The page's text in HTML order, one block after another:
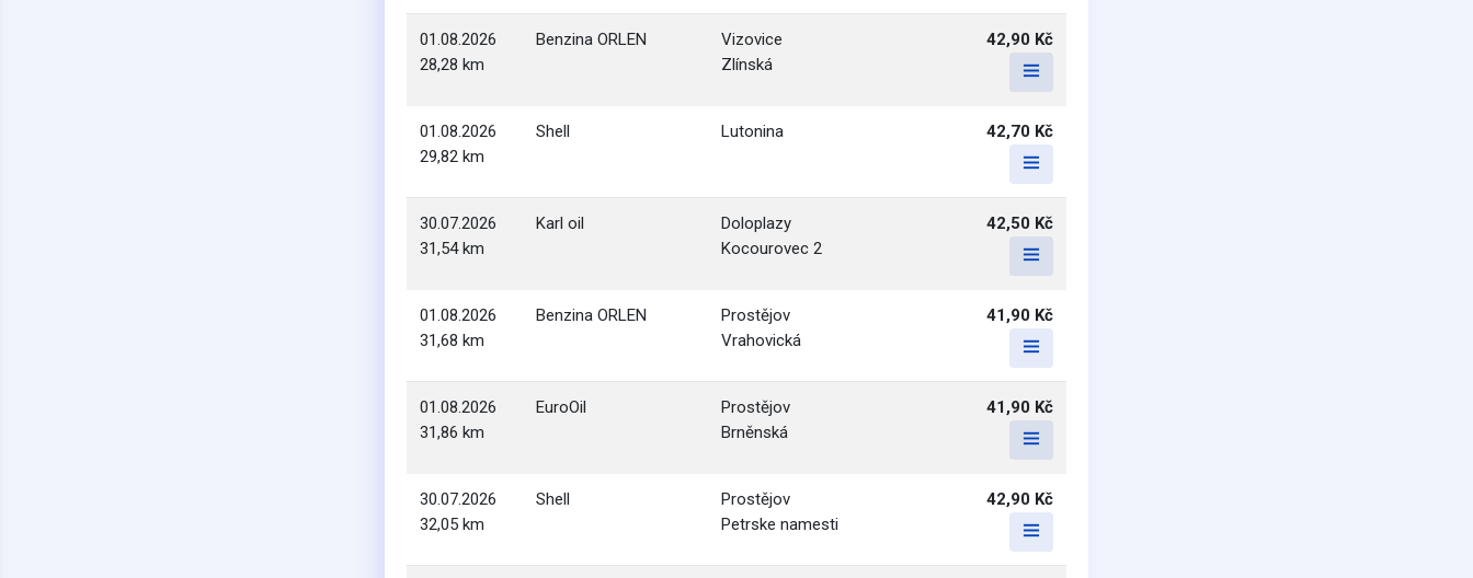
01.08.2026
28,28 km
Benzina ORLEN
Vizovice
Zlínská
42,90 Kč
01.08.2026
29,82 km
Shell Lutonina 42,70 Kč
30.07.2026
31,54 km
Karl oil
Doloplazy
Kocourovec 2
42,50 Kč
01.08.2026
31,68 km
Benzina ORLEN
Prostějov
Vrahovická
41,90 Kč
01.08.2026
31,86 km
EuroOil
Prostějov
Brněnská
41,90 Kč
30.07.2026
32,05 km
Shell
Prostějov
Petrske namesti
42,90 Kč